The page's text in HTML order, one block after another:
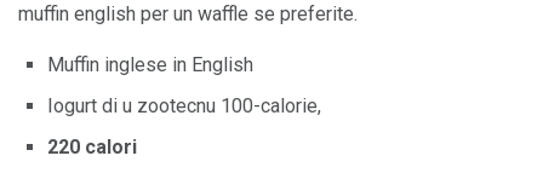
muffin english per un waffle se preferite.
Muffin inglese in English
Iogurt di u zootecnu 100-calorie,
220 calori